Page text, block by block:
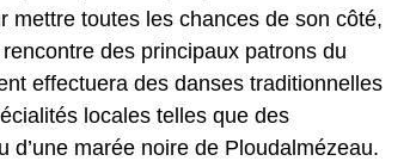
mettre toutes les chances de son côté,
des principaux patrons du
effectuera des danses traditionnelles
locales telles que des
d’une marée noire de Ploudalmézeau.